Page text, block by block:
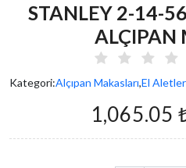
STANLEY 2-14-
ALÇIPAN
Kategori:Alçıpan Makasları,El
1,065.05